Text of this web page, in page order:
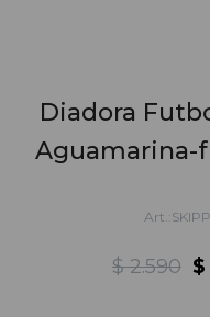
Diadora
Aguamarina-
$
$ 2.590